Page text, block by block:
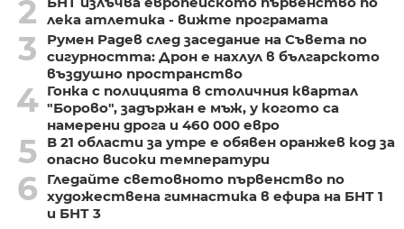
2
лека атлетика - вижте програмата
3
Румен Радев след заседание на Съвета по
сигурността: Дрон е нахлул в българското
въздушно пространство
4 Гонка с полицията в столичния квартал
"Борово", задържан е мъж, у когото са
намерени дрога и 460 000 евро
5
В 21 области за утре е обявен оранжев код за
опасно високи температури
6
Гледайте световното първенство по
художествена гимнастика в ефира на БНТ 1
и БНТ 3